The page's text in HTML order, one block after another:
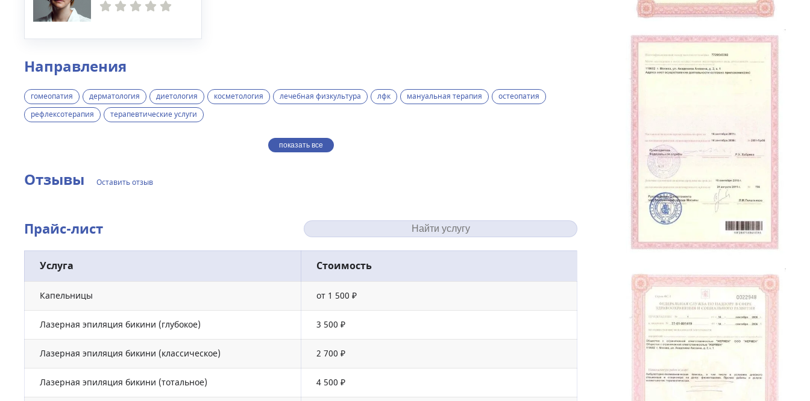
Направления
гомеопатия дерматология диетология косметология лечебная физкультура лфк мануальная терапия
остеопатия
рефлексотерапия
терапевтические услуги
показать все
Отзывы Оставить отзыв
Прайс-лист
Услуга Стоимость
Капельницы от 1 500 ₽
Лазерная эпиляция бикини (глубокое) 3 500 ₽
Лазерная эпиляция бикини (классическое) 2 700 ₽
Лазерная эпиляция бикини (тотальное) 4 500 ₽